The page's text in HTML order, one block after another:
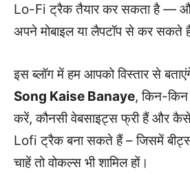
Lo-Fi ट्रैक तैयार कर सकता है —
अपने मोबाइल या लैपटॉप से कर सकते
इस ब्लॉग में हम आपको विस्तार से
Song Kaise Banaye, किन-
करें, कौनसी वेबसाइट्स फ्री हैं और
Lofi ट्रैक बना सकते हैं – जिसमें
चाहें तो वोकल्स भी शामिल हों।